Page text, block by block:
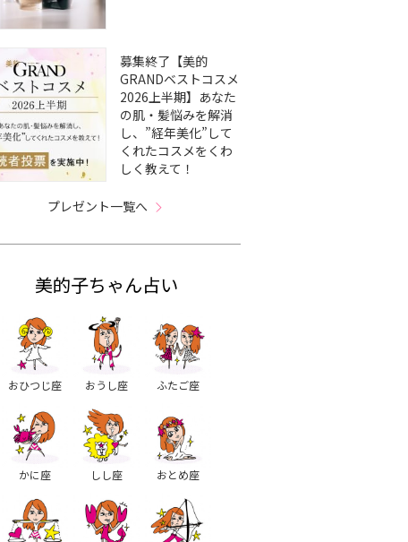
募集終了【美的
GRANDベストコスメ
2026上半期】あなた
の肌・髪悩みを解消
し、”経年美化”して
くれたコスメをくわ
しく教えて！
プレゼント一覧へ
美的子ちゃん占い
おひつじ座 おうし座 ふたご座
かに座 しし座 おとめ座